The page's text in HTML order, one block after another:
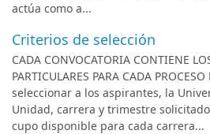
actúa como a...
Criterios de selección
CADA CONVOCATORIA CONTIENE
PARTICULARES PARA CADA
seleccionar a los aspirantes, la
Unidad, carrera y trimestre
cupo disponible para cada carrera...